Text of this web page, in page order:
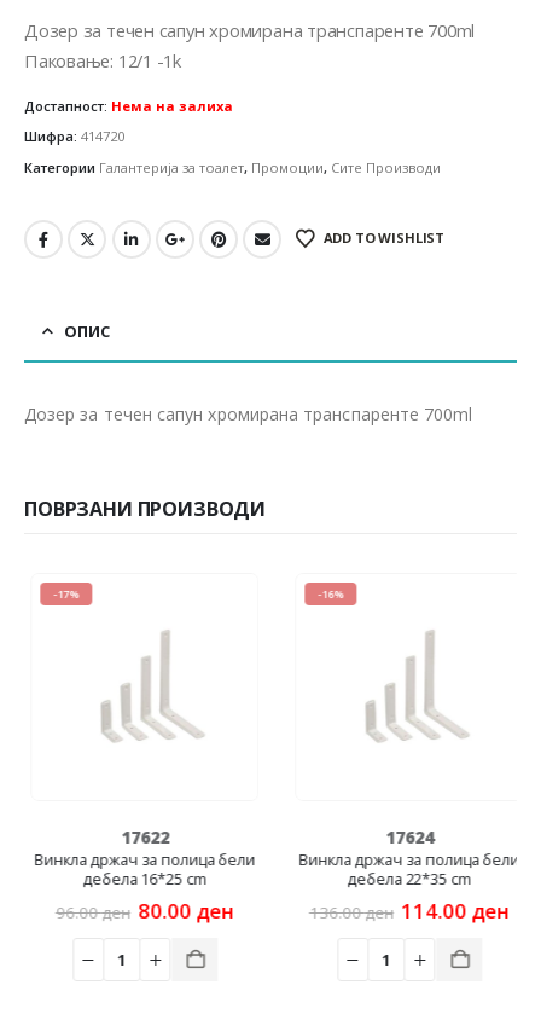
was:
780.00 ден.
is:
Дозер за течен сапун хромирана транспаренте 700ml
Паковање: 12/1 -1k
Достапност: Нема на залиха
Шифра: 414720
Категории Галантерија за тоалет, Промоции, Сите Производи
ADD TO WISHLIST
ОПИС
Дозер за течен сапун хромирана транспаренте 700ml
ПОВРЗАНИ ПРОИЗВОДИ
-17%
17622
Винкла држач за полица бели
дебела 16*25 cm
96.00ден Original
was:
96.00 ден.
80.00денCurrent
-16%
17624
Винкла држач за полица бели
дебела 22*35 cm
136.00ден Original
was:
136.00 ден.
114.00ден